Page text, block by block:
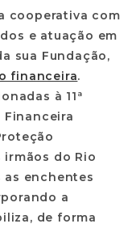
cooperativa com
e atuação em
sua Fundação,
financeira.
à 11ª
Financeira
irmãos do Rio
as enchentes
a
de forma